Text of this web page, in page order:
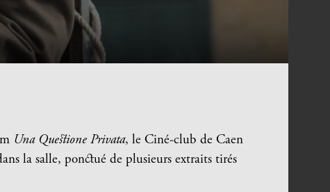
Una Questione Privata, le Ciné-club de Caen
la salle, ponctué de plusieurs extraits tirés